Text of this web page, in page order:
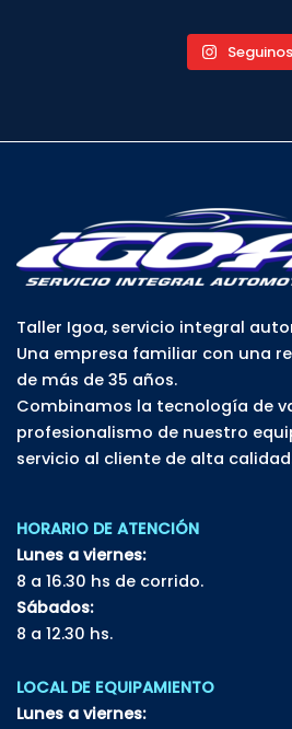
Seguinos
Taller Igoa, servicio integral
Una empresa familiar con una
de más de 35 años.
Combinamos la tecnología de
profesionalismo de nuestro
servicio al cliente de alta
HORARIO DE ATENCIÓN
Lunes a viernes:
8 a 16.30 hs de corrido.
Sábados:
8 a 12.30 hs.
LOCAL DE EQUIPAMIENTO
Lunes a viernes: